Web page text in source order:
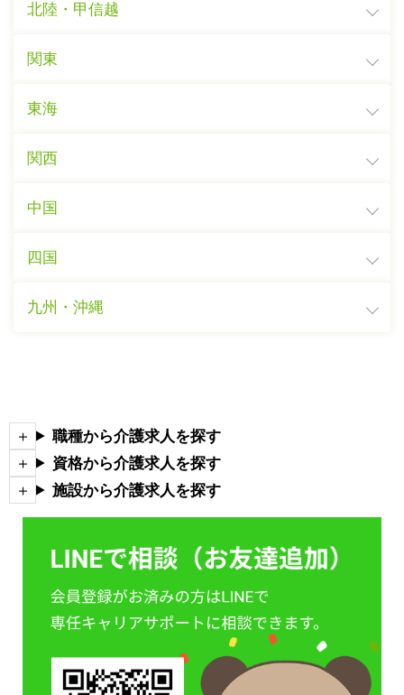
北陸・甲信越
関東
東海
関西
中国
四国
九州・沖縄
職種から介護求人を探す
資格から介護求人を探す
施設から介護求人を探す